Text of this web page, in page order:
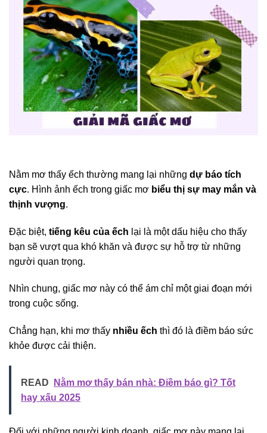
Nằm mơ thấy ếch thường mang lại những dự báo tích
cực. Hình ảnh ếch trong giấc mơ biểu thị sự may mắn và
thịnh vượng.
Đặc biệt, tiếng kêu của ếch lại là một dấu hiệu cho thấy
bạn sẽ vượt qua khó khăn và được sự hỗ trợ từ những
người quan trọng.
Nhìn chung, giấc mơ này có thể ám chỉ một giai đoạn mới
trong cuộc sống.
Chẳng hạn, khi mơ thấy nhiều ếch thì đó là điềm báo sức
khỏe được cải thiện.
READ
Nằm mơ thấy bán nhà: Điềm báo gì? Tốt
hay xấu 2025